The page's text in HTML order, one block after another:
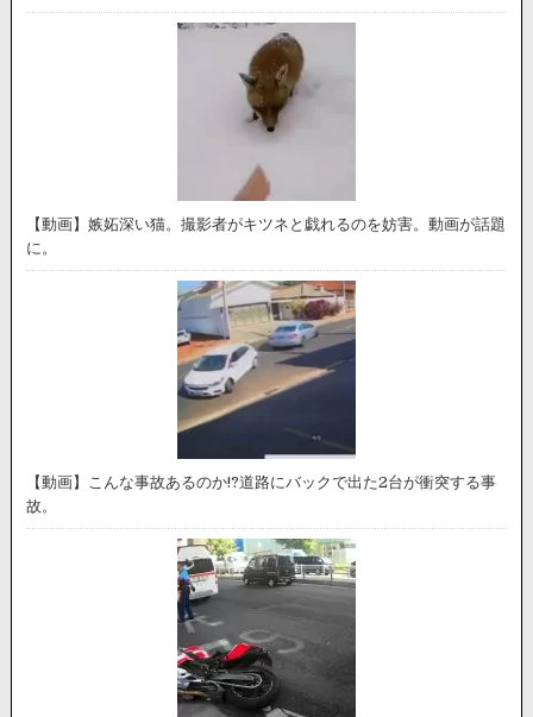
【動画】嫉妬深い猫。撮影者がキツネと戯れるのを妨害。動画が話題
に。
【動画】こんな事故あるのか!?道路にバックで出た2台が衝突する事
故。